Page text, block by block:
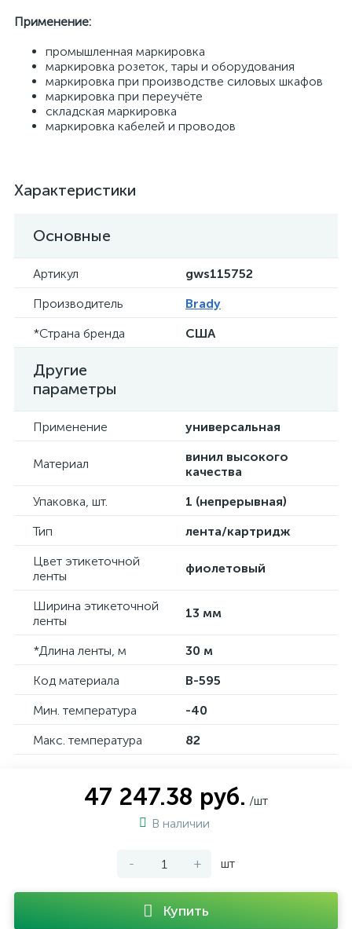
Применение:
промышленная маркировка
маркировка розеток, тары и оборудования
маркировка при производстве силовых шкафов
маркировка при переучёте
складская маркировка
маркировка кабелей и проводов
Характеристики
Основные
Артикул
gws115752
Производитель
Brady
*Страна бренда
США
Другие
параметры
Применение универсальная
Материал
винил высокого
качества
Упаковка, шт.
1 (непрерывная)
Тип
лента/картридж
Цвет этикеточной
ленты
фиолетовый
Ширина этикеточной
ленты
13 мм
*Длина ленты, м
30 м
Код материала
B-595
Мин. температура
-40
Макс. температура
82
47 247.38 руб. /шт
В наличии
- + шт
Купить